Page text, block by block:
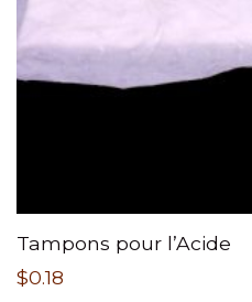
Tampons pour l’Acide
$0.18